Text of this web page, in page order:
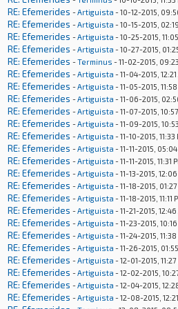
RE: Efemerides -Artiguista - 10-12-2015,
RE: Efemerides -Artiguista - 10-15-2015,
RE: Efemerides -Artiguista - 10-25-2015,
RE: Efemerides -Artiguista - 10-27-2015,
RE: Efemerides -Terminus - 11-02-2015,
RE: Efemerides -Artiguista - 11-04-2015,
RE: Efemerides -Artiguista - 11-05-2015,
RE: Efemerides -Artiguista - 11-06-2015,
RE: Efemerides -Artiguista - 11-07-2015,
RE: Efemerides -Artiguista - 11-09-2015,
RE: Efemerides -Artiguista - 11-10-2015, 11:33
RE: Efemerides -Artiguista - 11-11-2015,
RE: Efemerides -Artiguista - 11-11-2015, 11:31
RE: Efemerides -Artiguista - 11-13-2015,
RE: Efemerides -Artiguista - 11-18-2015,
RE: Efemerides -Artiguista - 11-18-2015, 11:11
RE: Efemerides -Artiguista - 11-21-2015,
RE: Efemerides -Artiguista - 11-23-2015,
RE: Efemerides -Artiguista - 11-24-2015, 11:38
RE: Efemerides -Artiguista - 11-26-2015,
RE: Efemerides -Artiguista - 12-01-2015, 11:27
RE: Efemerides -Artiguista - 12-02-2015,
RE: Efemerides -Artiguista - 12-04-2015,
RE: Efemerides -Artiguista - 12-08-2015,